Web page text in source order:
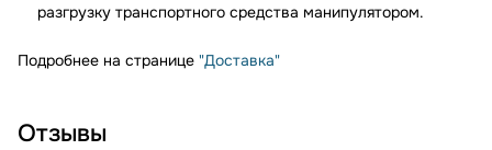
разгрузку транспортного средства манипулятором.
Подробнее на странице "Доставка"
Отзывы